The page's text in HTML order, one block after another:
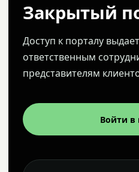
Закрытый
Доступ к порталу
ответственным
представителям
Войти в